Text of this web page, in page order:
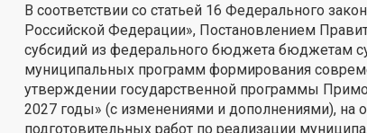
В соответствии со статьей 16 Федерального
Российской Федерации», Постановлением
субсидий из федерального бюджета бюджетам
муниципальных программ формирования
утверждении государственной программы
2027 годы» (с изменениями и дополнениями), на
подготовительных работ по реализации